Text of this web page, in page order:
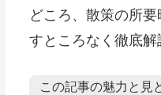
どころ、散策の所
すところなく徹底解
この記事の魅力と見